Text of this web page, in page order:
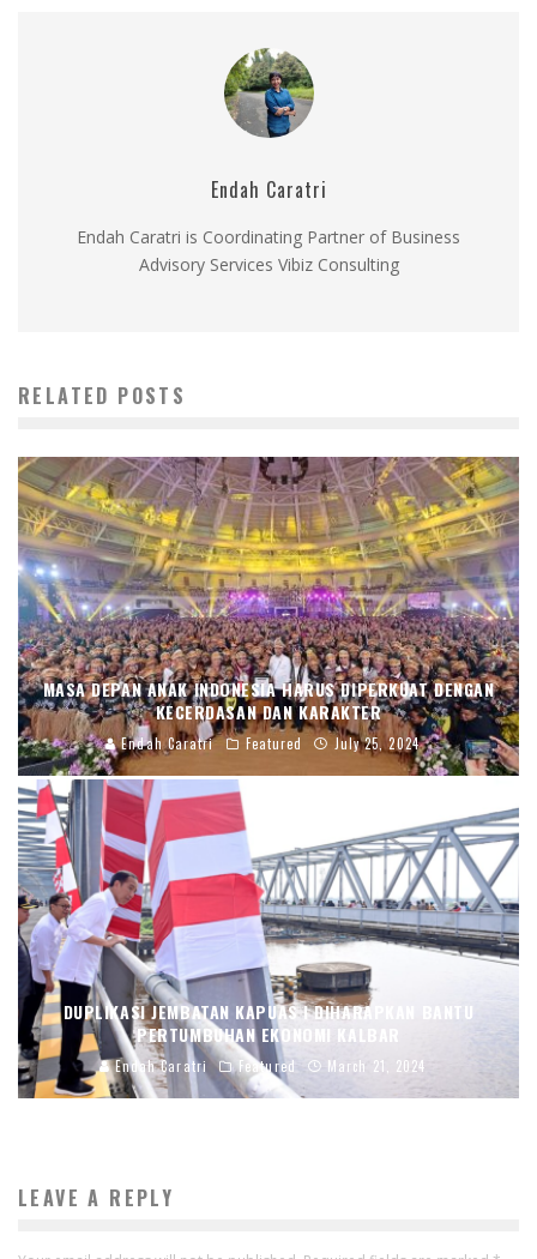
Endah Caratri
Endah Caratri is Coordinating Partner of Business
Advisory Services Vibiz Consulting
RELATED POSTS
MASA DEPAN ANAK INDONESIA HARUS DIPERKUAT DENGAN
KECERDASAN DAN KARAKTER
Endah Caratri Featured July 25, 2024
DUPLIKASI JEMBATAN KAPUAS I DIHARAPKAN BANTU
PERTUMBUHAN EKONOMI KALBAR
Endah Caratri Featured March 21, 2024
LEAVE A REPLY